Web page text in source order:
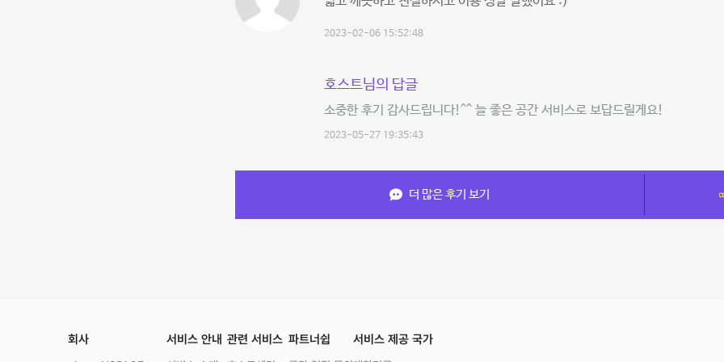
2023-02-06 15:52:48
호스트님의 답글
소중한 후기 감사드립니다!^^ 늘 좋은 공간 서비스로 보답드릴게요!
2023-05-27 19:35:43
더 많은 후기 보기
회사 서비스 안내 관련 서비스 파트너쉽 서비스 제공 국가